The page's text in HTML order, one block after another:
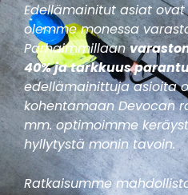
Edellämainitut asiat
olemme monessa
Parhaimmillaan
40% ja tarkkuus
edellämainittuja asioita
kohentamaan Devocan
mm. optimoimme
hyllytystä monin tavoin.
Ratkaisumme